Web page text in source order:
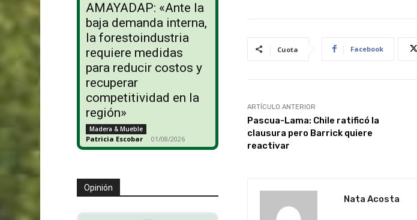
AMAYADAP: «Ante la
baja demanda interna,
la forestoindustria
requiere medidas
para reducir costos y
recuperar
competitividad en la
región»
Madera & Mueble
Patricia Escobar - 01/08/2026
Opinión
Cuota Facebook
ARTÍCULO ANTERIOR
Pascua-Lama: Chile ratificó la
clausura pero Barrick quiere
reactivar
Nata Acosta